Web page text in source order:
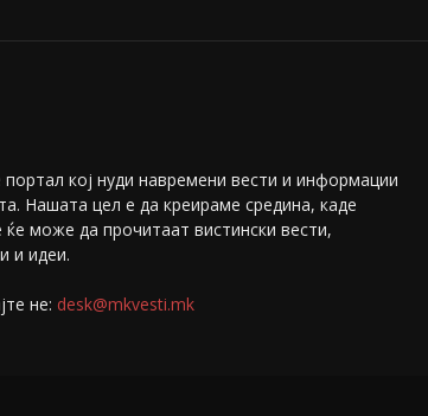
коj нуди навремени вести и информации
Нашата цел е да креираме средина, каде
ќе може да прочитаат вистински вести,
и идеи.
не: desk@mkvesti.mk